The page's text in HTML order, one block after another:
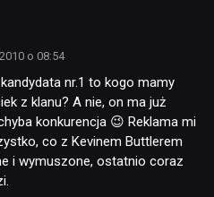
o 08:54
kandydata nr.1 to kogo mamy
z klanu? A nie, on ma już
konkurencja 😉 Reklama mi
co z Kevinem Buttlerem
i wymuszone, ostatnio coraz